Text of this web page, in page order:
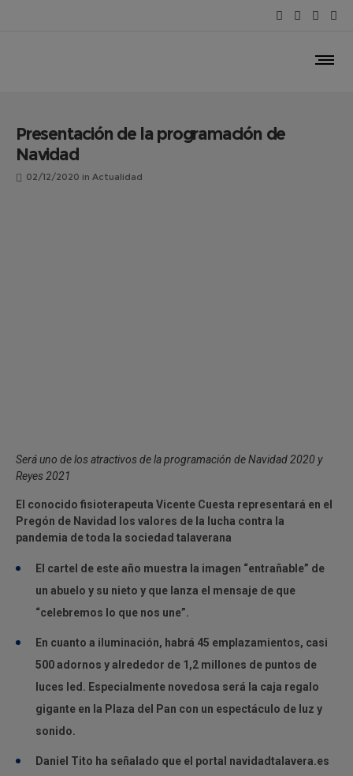
Presentación de la programación de
Navidad
02/12/2020 in Actualidad
Será uno de los atractivos de la programación de Navidad 2020 y
Reyes 2021
El conocido fisioterapeuta Vicente Cuesta representará en el
Pregón de Navidad los valores de la lucha contra la
pandemia de toda la sociedad talaverana
El cartel de este año muestra la imagen “entrañable” de
un abuelo y su nieto y que lanza el mensaje de que
“celebremos lo que nos une”.
En cuanto a iluminación, habrá 45 emplazamientos, casi
500 adornos y alrededor de 1,2 millones de puntos de
luces led. Especialmente novedosa será la caja regalo
gigante en la Plaza del Pan con un espectáculo de luz y
sonido.
Daniel Tito ha señalado que el portal navidadtalavera.es